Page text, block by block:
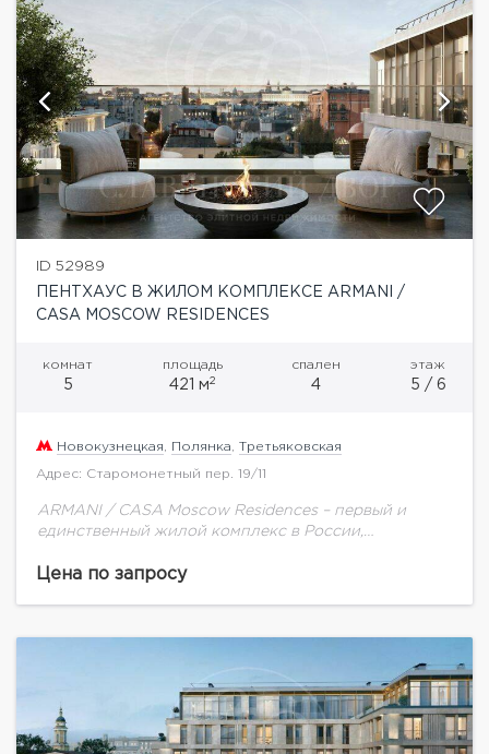
ID 52989
ПЕНТХАУС В ЖИЛОМ КОМПЛЕКСЕ ARMANI /
CASA MOSCOW RESIDENCES
комнат
5
площадь
421 м2
спален
4
этаж
5 / 6
Новокузнецкая Полянка Третьяковская
Адрес: Старомонетный пер. 19/11
ARMANI / CASA Moscow Residences – первый и
единственный жилой комплекс в России,
Стиль и эстетика легендарного итальянского
Цена по запросу